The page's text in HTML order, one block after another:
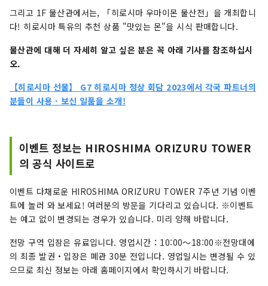
그리고 1F 물산관에서는, 「히로시마 우마이몬 물산전」을 개최합니
다! 히로시마 특유의 추천 상품 "맛있는 몬"을 시식 판매합니다.
물산관에 대해 더 자세히 알고 싶은 분은 꼭 아래 기사를 참조하십시
오.
【히로시마 선물】 G7 히로시마 정상 회담 2023에서 각국 파트너의
분들이 사용 · 보신 일품을 소개!
이벤트 정보는 HIROSHIMA ORIZURU TOWER
의 공식 사이트로
이벤트 다채로운 HIROSHIMA ORIZURU TOWER 7주년 기념 이벤
트에 놀러 와 보세요! 여러분의 방문을 기다리고 있습니다. ※이벤트
는 예고 없이 변경되는 경우가 있습니다. 미리 양해 바랍니다.
전망 구역 입장은 유료입니다. 영업시간：10:00～18:00※전망대에
의 최종 발권・입장은 폐관 30분 전입니다. 영업일시는 변경될 수 있
으므로 최신 정보는 아래 홈페이지에서 확인하시기 바랍니다.